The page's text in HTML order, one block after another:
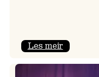
Les meir: